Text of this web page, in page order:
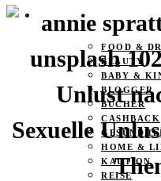
PRODUKTTESTER
FOOD &
BEAUTY
BABY &
BLOGGER
BÜCHER
CASHBACK
HOME &
KAUTION
REISE
Sexuelle